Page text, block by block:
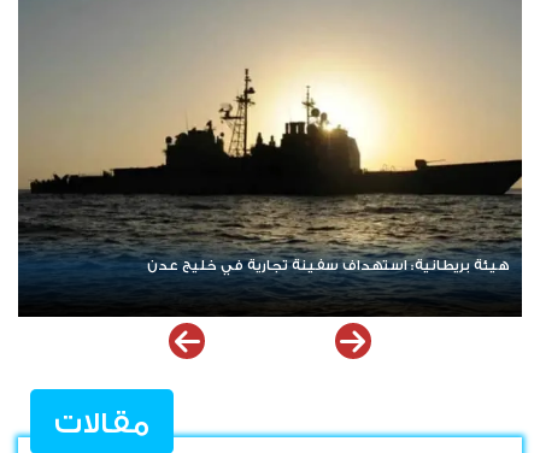
نتنياهو يرفض الانسحاب من غزة ويعلن رفضه لمسودة أمريكية
مقالات